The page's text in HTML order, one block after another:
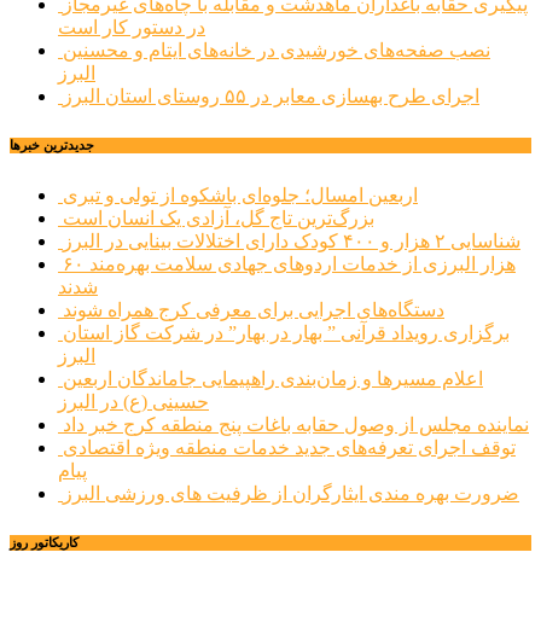
در دستور کار است
البرز
اجرای طرح بهسازی معابر در ۵۵ روستای استان البرز
جديدترين خبرها
اربعین امسال؛ جلوه‌ای باشکوه از تولی و تبری
بزرگ‌ترین تاج گل، آزادی یک انسان است
شناسایی ۲ هزار و ۴۰۰ کودک دارای اختلالات بینایی در البرز
۶۰ هزار البرزی از خدمات اردوهای جهادی سلامت بهره‌مند
شدند
دستگاه‌های اجرایی برای معرفی کرج همراه شوند
البرز
حسینی (ع) در البرز
نماینده مجلس از وصول حقابه باغات پنج منطقه کرج خبر داد
پیام
ضرورت بهره مندی ایثارگران از ظرفیت های ورزشی البرز
کاریکاتور روز